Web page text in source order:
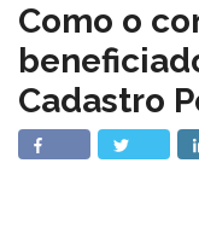
Como o
Cadastro